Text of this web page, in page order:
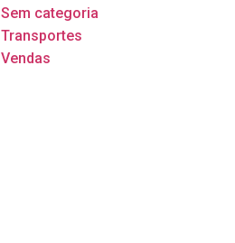
Sem categoria
Transportes
Vendas